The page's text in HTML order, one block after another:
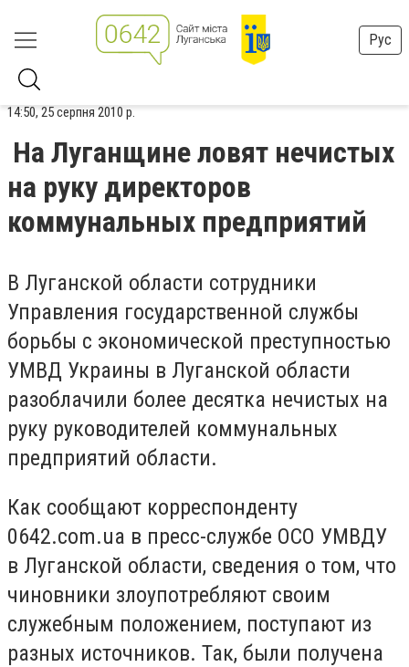
Рус
14:50, 25 серпня 2010 р.
На Луганщине ловят нечистых
на руку директоров
коммунальных предприятий
В Луганской области сотрудники
Управления государственной службы
борьбы с экономической преступностью
УМВД Украины в Луганской области
разоблачили более десятка нечистых на
руку руководителей коммунальных
предприятий области.
Как сообщают корреспонденту
0642.com.ua в пресс-службе ОСО УМВДУ
в Луганской области, сведения о том, что
чиновники злоупотребляют своим
служебным положением, поступают из
разных источников. Так, были получена